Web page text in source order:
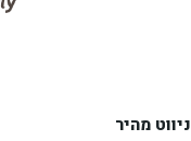
ניווט מהיר